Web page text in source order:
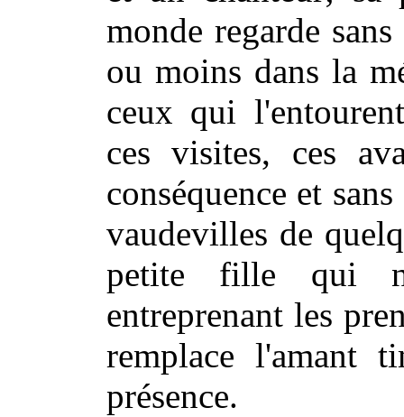
monde regarde
ou moins dans la
ceux qui
ces visites, ces
conséquence et
vaudevilles de
petite fille qui
entreprenant les
remplace l'amant
présence.